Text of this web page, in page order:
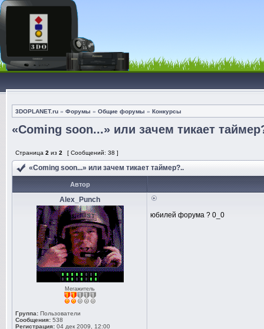
3DOPLANET.ru » Форумы » Общие форумы » Конкурсы
«Coming soon...» или зачем тикает
Страница 2 из 2 [ Сообщений: 38 ]
«Coming soon...» или зачем тикает таймер?..
Автор
Alex_Punch
Мегажитель
Группа: Пользователи
Сообщения: 538
Регистрация: 04 дек 2009, 12:00
юбилей форума ? 0_0